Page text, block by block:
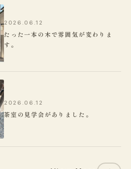
2026.06.12
たった一本の木で雰囲気が変わりま
す。
2026.06.12
茶室の見学会がありました。